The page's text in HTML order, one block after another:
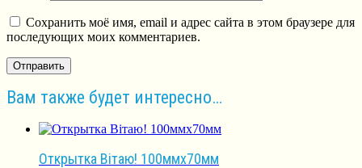
Сохранить моё имя, email и адрес сайта в этом браузере для
последующих моих комментариев.
Вам также будет интересно…
Открытка Вітаю! 100ммх70мм